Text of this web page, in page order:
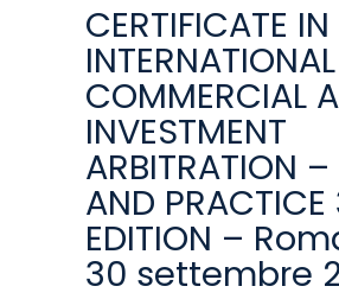
CERTIFICATE IN
INTERNATIONAL
COMMERCIAL
INVESTMENT
ARBITRATION –
AND PRACTICE
EDITION –
30 settembre